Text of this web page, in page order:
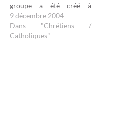
groupe a été créé à
l'occasion des “Assises
Nationales
Interreligieuses” qui se
9 décembre 2004
Dans "Chrétiens /
Catholiques"